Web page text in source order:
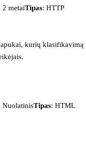
2 metaiTipas: HTTP
kurių klasifikavimą
NuolatinisTipas: HTML